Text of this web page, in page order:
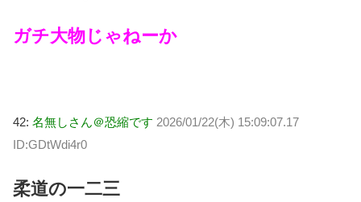
ガチ大物じゃねーか
42: 名無しさん＠恐縮です 2026/01/22(木) 15:09:07.17
ID:GDtWdi4r0
柔道の一二三